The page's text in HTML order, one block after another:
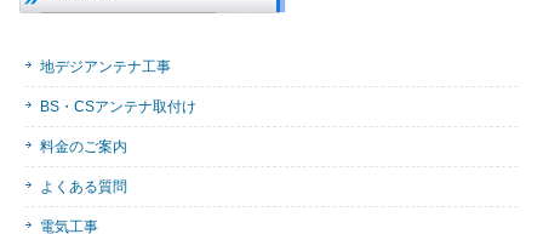
地デジアンテナ工事
BS・CSアンテナ取付け
料金のご案内
よくある質問
電気工事